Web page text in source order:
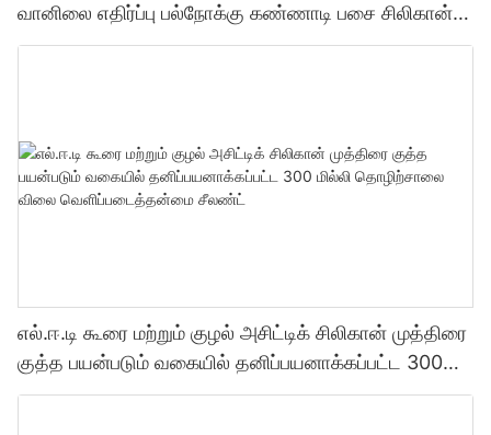
வானிலை எதிர்ப்பு பல்நோக்கு கண்ணாடி பசை சிலிகான்
சீலண்ட்
எல்.ஈ.டி கூரை மற்றும் குழல் அசிட்டிக் சிலிகான் முத்திரை
குத்த பயன்படும் வகையில் தனிப்பயனாக்கப்பட்ட 300
மில்லி தொழிற்சாலை விலை வெளிப்படைத்தன்மை